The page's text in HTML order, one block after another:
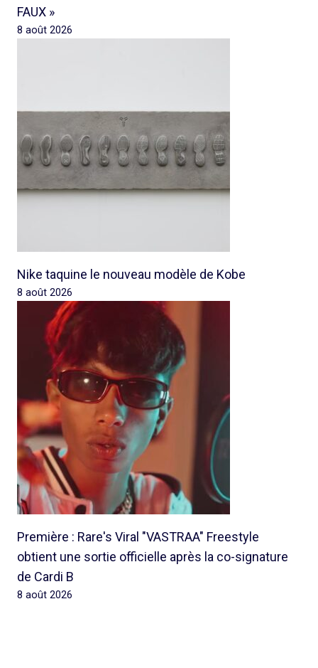
FAUX »
8 août 2026
Nike taquine le nouveau modèle de Kobe
8 août 2026
Première : Rare's Viral "VASTRAA" Freestyle
obtient une sortie officielle après la co-signature
de Cardi B
8 août 2026